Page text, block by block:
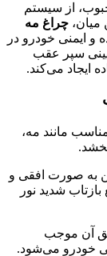
از سیستم
میان، چراغ مه
و ایمنی خودرو در
سپر عقب
ایجاد می‌کند.
مانند مه،
به صورت افقی و
شدید نور
آن موجب
خودرو می‌شود.